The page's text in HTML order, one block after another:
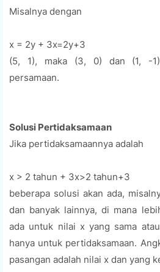
Misalnya dengan
x = 2y + 3x=2y+3
(5, 1), maka (3, 0) dan (1, -
persamaan.
Solusi Pertidaksamaan
Jika pertidaksamaannya adalah
x > 2 tahun + 3x>2 tahun+3
beberapa solusi akan ada,
dan banyak lainnya, di mana
ada untuk nilai x yang sama
hanya untuk pertidaksamaan.
pasangan adalah nilai x dan yang